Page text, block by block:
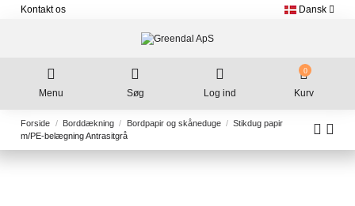
Kontakt os Dansk
Menu Søg Log ind
0
Kurv
Forside Borddækning Bordpapir og skåneduge
Stikdug papir
m/PE-belægning Antrasitgrå